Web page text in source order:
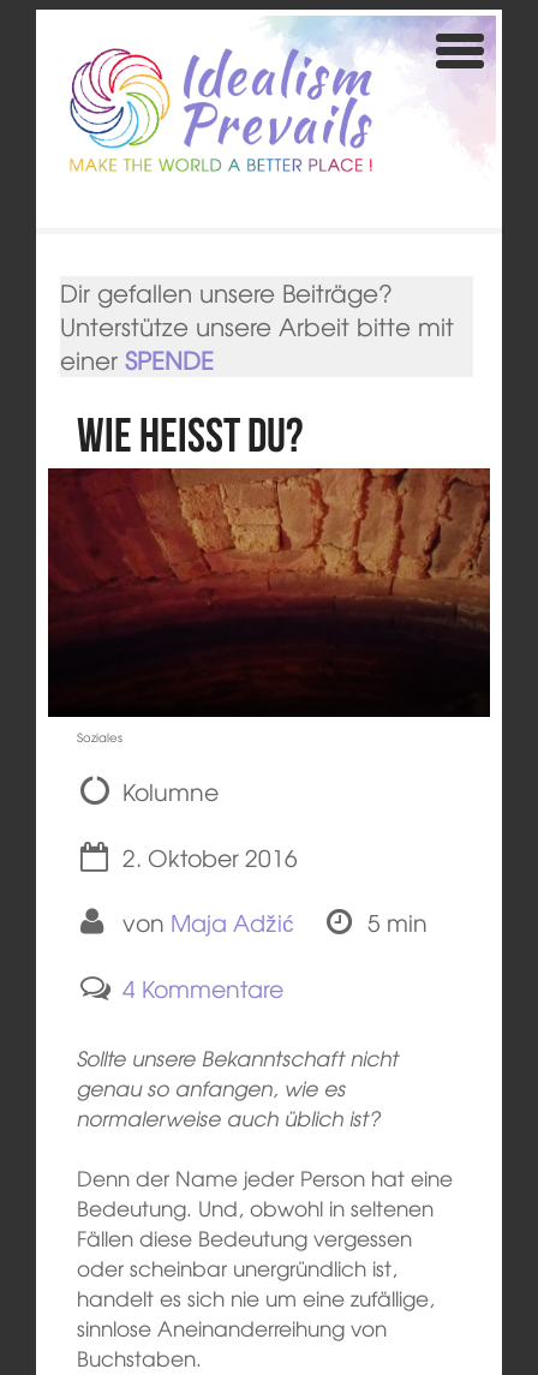
Dir gefallen unsere Beiträge?
Unterstütze unsere Arbeit bitte mit
einer SPENDE
Wie heisst du?
Soziales
Kolumne
2. Oktober 2016
von Maja Adžić
5 min
4 Kommentare
Sollte unsere Bekanntschaft nicht
genau so anfangen, wie es
normalerweise auch üblich ist?
Denn der Name jeder Person hat eine
Bedeutung. Und, obwohl in seltenen
Fällen diese Bedeutung vergessen
oder scheinbar unergründlich ist,
handelt es sich nie um eine zufällige,
sinnlose Aneinanderreihung von
Buchstaben.